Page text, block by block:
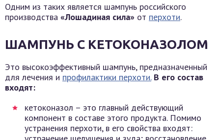
Одним из таких является шампунь российского
производства «Лошадиная сила» от перхоти.
ШАМПУНЬ С КЕТОКОНАЗОЛОМ
Это высокоэффективный шампунь, предназначенный
для лечения и профилактики перхоти. В его состав
входят:
кетоконазол – это главный действующий
компонент в составе этого продукта. Помимо
устранения перхоти, в его свойства входят: